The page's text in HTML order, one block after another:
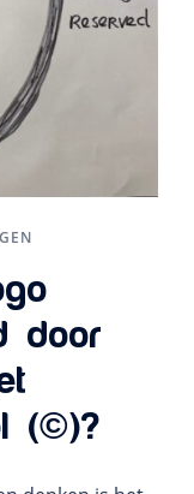
door
(©)?